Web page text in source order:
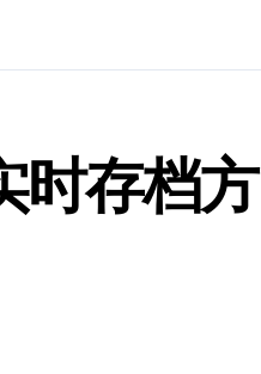
时存档方